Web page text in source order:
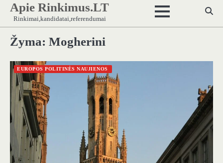
Skip
content
Apie Rinkimus.LT
Rinkimai,kandidatai,referendumai
Žyma: Mogherini
EUROPOS POLITINĖS NAUJIENOS